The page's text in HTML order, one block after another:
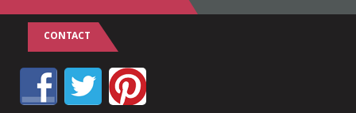
CONTACT